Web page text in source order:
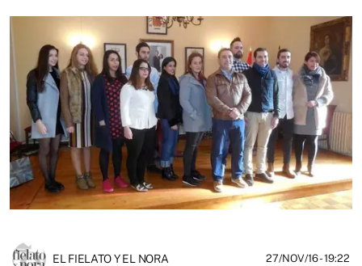
EL FIELATO Y EL NORA 27/NOV/16- 19:22